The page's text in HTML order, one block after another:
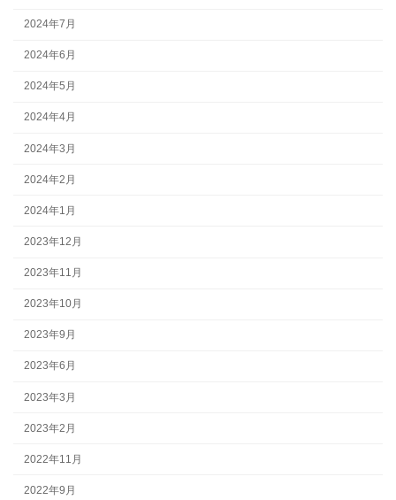
2024年7月
2024年6月
2024年5月
2024年4月
2024年3月
2024年2月
2024年1月
2023年12月
2023年11月
2023年10月
2023年9月
2023年6月
2023年3月
2023年2月
2022年11月
2022年9月